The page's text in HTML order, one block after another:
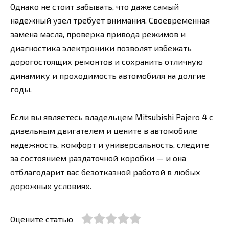
Однако не стоит забывать, что даже самый
надежный узел требует внимания. Своевременная
замена масла, проверка привода режимов и
диагностика электроники позволят избежать
дорогостоящих ремонтов и сохранить отличную
динамику и проходимость автомобиля на долгие
годы.
Если вы являетесь владельцем Mitsubishi Pajero 4 с
дизельным двигателем и цените в автомобиле
надежность, комфорт и универсальность, следите
за состоянием раздаточной коробки — и она
отблагодарит вас безотказной работой в любых
дорожных условиях.
Оцените статью